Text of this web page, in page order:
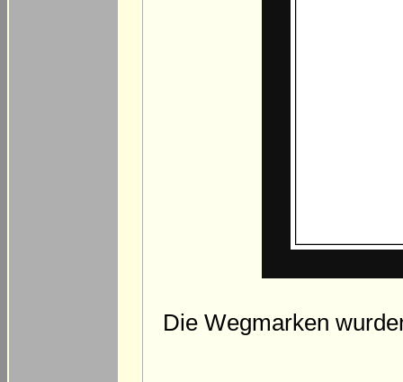
Die Wegmarken